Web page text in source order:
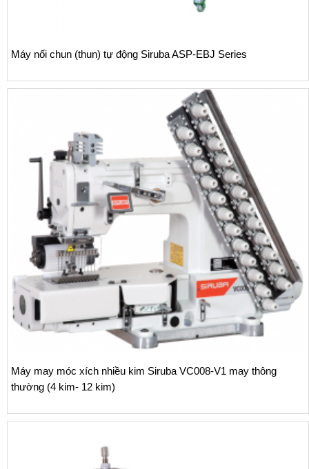
thông
Máy may móc xích nhiều kim Siruba VC008 dòng
Máy vắt sổ Siruba 700L dòng L3 tra băng vào cầu